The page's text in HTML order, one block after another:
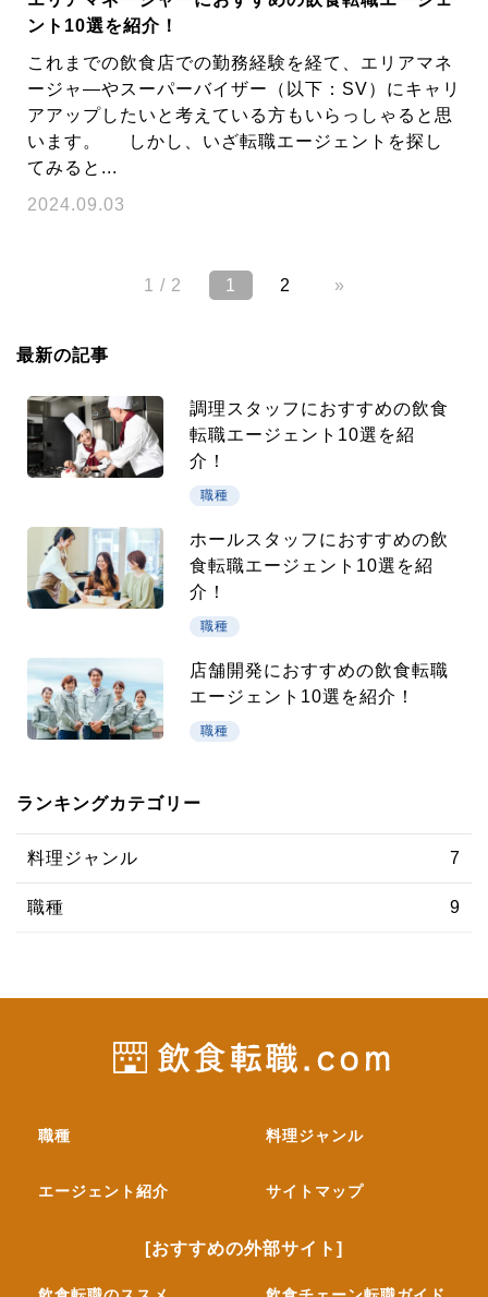
ント10選を紹介！
これまでの飲食店での勤務経験を経て、エリアマネ
ージャ―やスーパーバイザー（以下：SV）にキャリ
アアップしたいと考えている方もいらっしゃると思
います。 しかし、いざ転職エージェントを探し
てみると...
2024.09.03
1 / 2 1 2 »
最新の記事
調理スタッフにおすすめの飲食
転職エージェント10選を紹
介！
職種
ホールスタッフにおすすめの飲
食転職エージェント10選を紹
介！
職種
店舗開発におすすめの飲食転職
エージェント10選を紹介！
職種
ランキングカテゴリー
料理ジャンル 7
職種 9
職種 料理ジャンル
エージェント紹介 サイトマップ
[おすすめの外部サイト]